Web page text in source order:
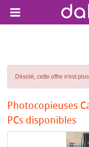
Désolé, cette offre n'est
Photocopieuses
PCs disponibles